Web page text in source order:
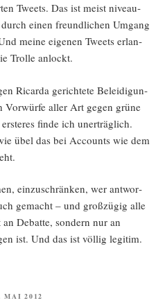
Tweets. Das ist meist niveau­
einen freund­li­chen Umgang
mei­ne eige­nen Tweets erlan­
Trol­le anlockt.
Ricar­da gerich­te­te Belei­di­gun­
Vor­wür­fe aller Art gegen grü­ne
fin­de ich uner­träg­lich.
übel das bei Accounts wie dem
ein­zu­schrän­ken, wer ant­wor­
gemacht – und groß­zü­gig alle
Debat­te, son­dern nur an
ist. Und das ist völ­lig legitim.
MAI 2012